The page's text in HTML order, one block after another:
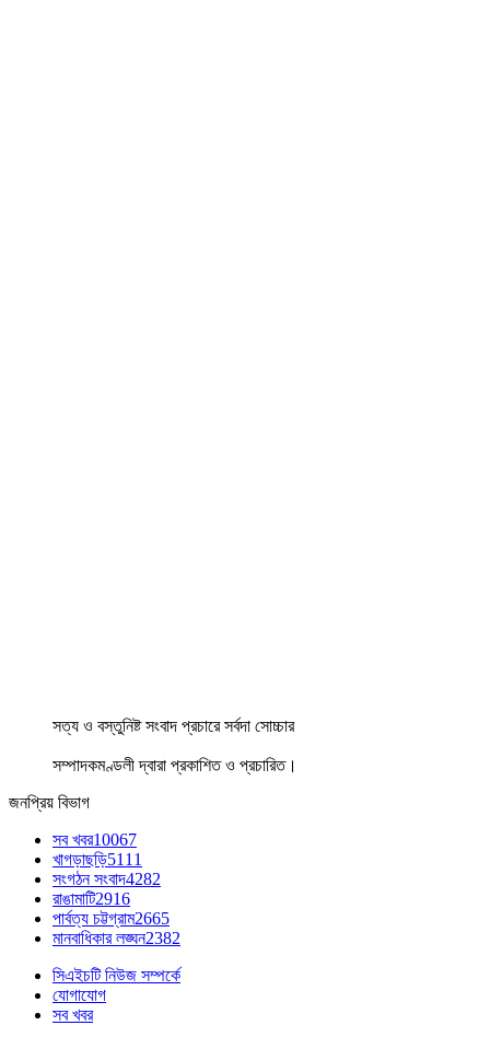
সত্য ও বস্তুনিষ্ট সংবাদ প্রচারে সর্বদা সোচ্চার
সম্পাদকমণ্ডলী দ্বারা প্রকাশিত ও প্রচারিত।
জনপ্রিয় বিভাগ
সব খবর10067
খাগড়াছড়ি5111
সংগঠন সংবাদ4282
রাঙামাটি2916
পার্বত্য চট্টগ্রাম2665
মানবাধিকার লঙ্ঘন2382
সিএইচটি নিউজ সম্পর্কে
যোগাযোগ
সব খবর